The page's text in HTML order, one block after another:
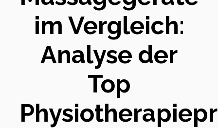
im Vergleich:
Analyse der
Top